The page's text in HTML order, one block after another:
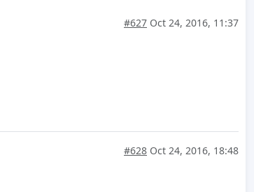
#627 Oct 24, 2016, 11:37
#628 Oct 24, 2016, 18:48